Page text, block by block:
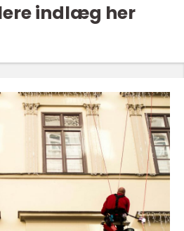
indlæg her